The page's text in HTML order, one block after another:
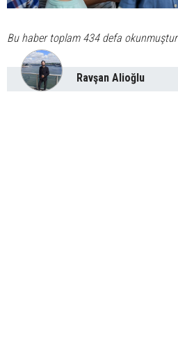
Bu haber toplam 434 defa okunmuştur
Ravşan Alioğlu